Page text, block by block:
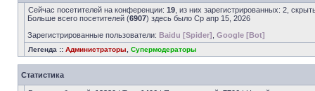
Сейчас посетителей на конференции: 19 , из них зарегистрированных: 2,
Больше всего посетителей (6907) здесь было Ср апр 15, 2026
Зарегистрированные пользователи: Baidu [Spider] Google [Bot]
Легенда :: Администраторы Супермодераторы
Статистика